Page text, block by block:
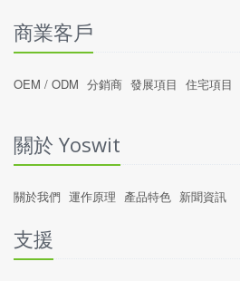
商業客戶
OEM / ODM 分銷商 發展項目 住宅項目
關於 Yoswit
關於我們 運作原理 產品特色 新聞資訊
支援